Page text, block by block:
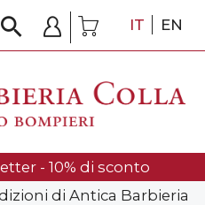
IT EN
- 10% di sconto
di Antica Barbieria